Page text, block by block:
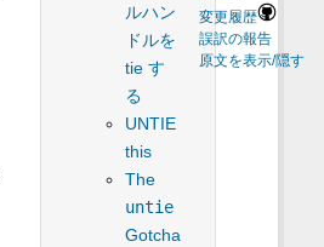
変更履歴
誤訳の報告
原文を表示/隠す
ルハン
ドルを
tie す
る
UNTIE
this
The
untie
Gotcha